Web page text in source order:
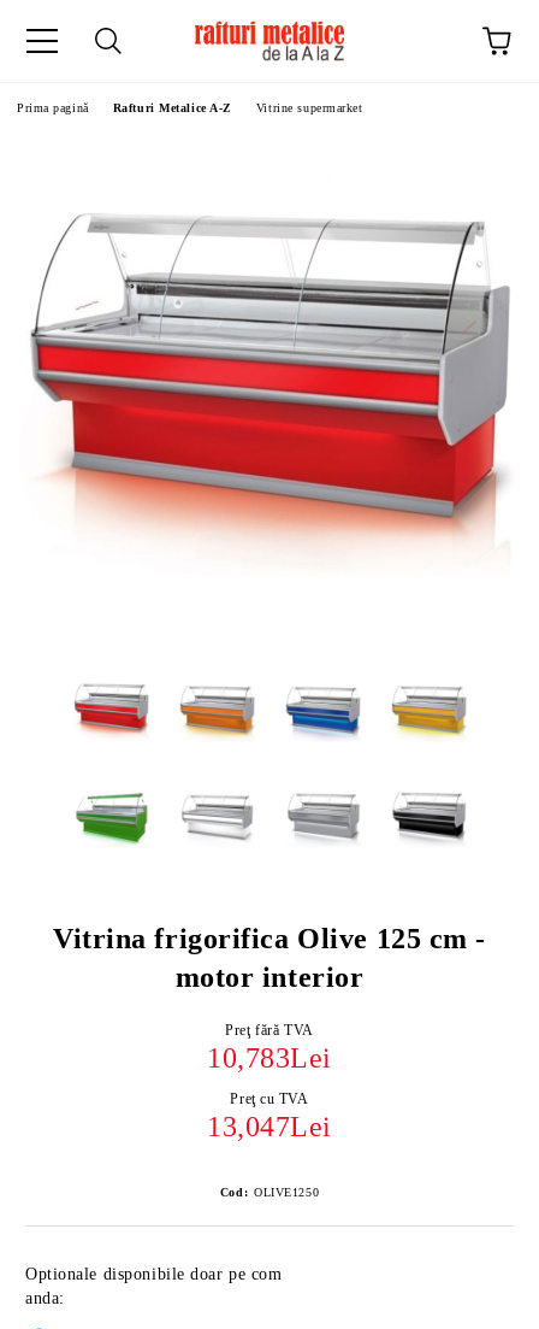
Prima pagină Rafturi Metalice A-Z Vitrine supermarket
Vitrina frigorifica Olive 125 cm -
motor interior
Preţ fără TVA
10,783Lei
Preţ cu TVA
13,047Lei
Cod: OLIVE1250
Optionale disponibile doar pe com
anda: